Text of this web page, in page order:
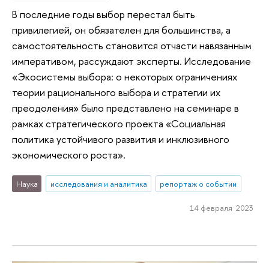
В последние годы выбор перестал быть
привилегией, он обязателен для большинства, а
самостоятельность становится отчасти навязанным
императивом, рассуждают эксперты. Исследование
«Экосистемы выбора: о некоторых ограничениях
теории рационального выбора и стратегии их
преодоления» было представлено на семинаре в
рамках стратегического проекта «Социальная
политика устойчивого развития и инклюзивного
экономического роста».
Наука исследования и аналитика репортаж о событии
14 февраля 2023